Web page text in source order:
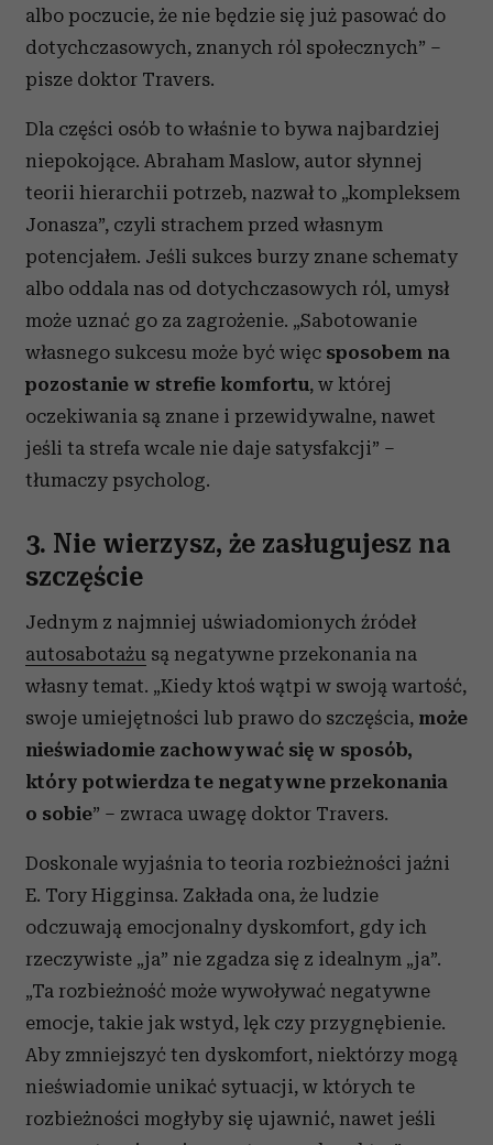
albo poczucie, że nie będzie się już pasować do
dotychczasowych, znanych ról społecznych” –
pisze doktor Travers.
Dla części osób to właśnie to bywa najbardziej
niepokojące. Abraham Maslow, autor słynnej
teorii hierarchii potrzeb, nazwał to „kompleksem
Jonasza”, czyli strachem przed własnym
potencjałem. Jeśli sukces burzy znane schematy
albo oddala nas od dotychczasowych ról, umysł
może uznać go za zagrożenie. „Sabotowanie
własnego sukcesu może być więc sposobem na
pozostanie w strefie komfortu, w której
oczekiwania są znane i przewidywalne, nawet
jeśli ta strefa wcale nie daje satysfakcji” –
tłumaczy psycholog.
3. Nie wierzysz, że zasługujesz na
szczęście
Jednym z najmniej uświadomionych źródeł
autosabotażu są negatywne przekonania na
własny temat. „Kiedy ktoś wątpi w swoją wartość,
swoje umiejętności lub prawo do szczęścia, może
nieświadomie zachowywać się w sposób,
który potwierdza te negatywne przekonania
o sobie” – zwraca uwagę doktor Travers.
Doskonale wyjaśnia to teoria rozbieżności jaźni
E. Tory Higginsa. Zakłada ona, że ludzie
odczuwają emocjonalny dyskomfort, gdy ich
rzeczywiste „ja” nie zgadza się z idealnym „ja”.
„Ta rozbieżność może wywoływać negatywne
emocje, takie jak wstyd, lęk czy przygnębienie.
Aby zmniejszyć ten dyskomfort, niektórzy mogą
nieświadomie unikać sytuacji, w których te
rozbieżności mogłyby się ujawnić, nawet jeśli